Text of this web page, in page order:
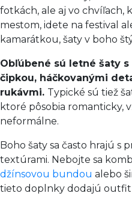
fotkách, ale aj vo chvíľach,
mestom, idete na festival
kamarátkou, šaty v boho
Obľúbené sú letné šaty
čipkou, háčkovanými
rukávmi. Typické sú tiež
ktoré pôsobia romanticky,
neformálne.
Boho šaty sa často hrajú s
textúrami. Nebojte sa
džínsovou bundou alebo
tieto doplnky dodajú